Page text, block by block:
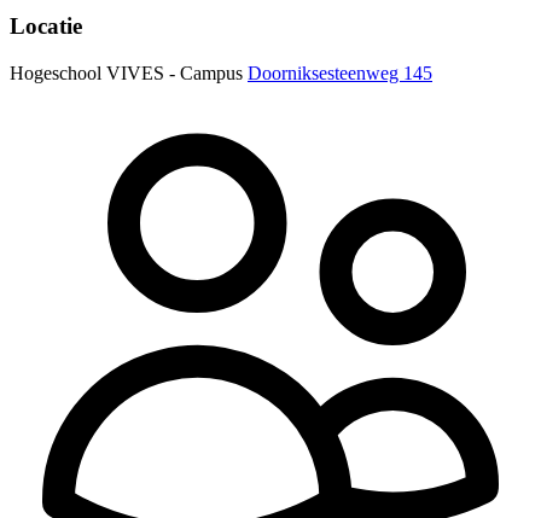
Locatie
Hogeschool VIVES - Campus Doorniksesteenweg 145